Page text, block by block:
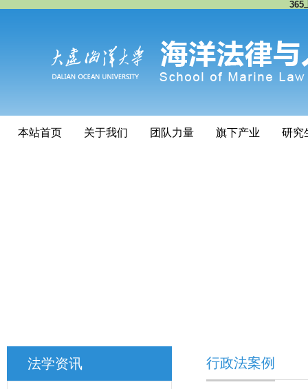
365
本站首页 关于我们 团队力量 旗下产业 研究
法学资讯 行政法案例